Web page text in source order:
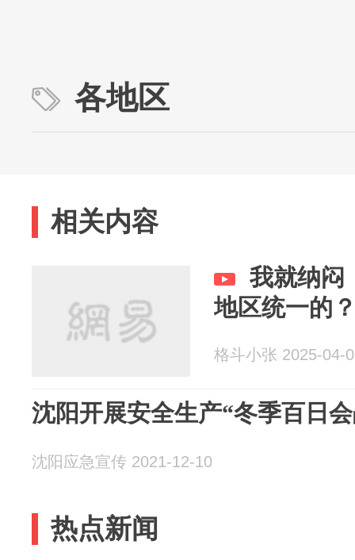
各地区
相关内容
我就纳闷
地区统一的
格斗小张 2025-04-
沈阳开展安全生产“冬季百日
沈阳应急宣传 2021-12-10
热点新闻